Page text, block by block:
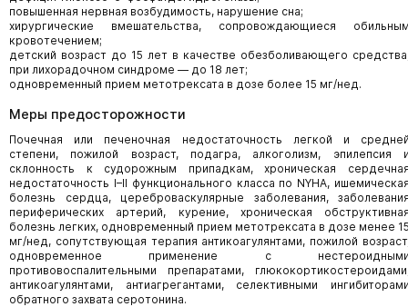
повышенная нервная возбудимость, нарушение сна;
хирургические вмешательства, сопровождающиеся
кровотечением;
детский возраст до 15 лет в качестве обезболивающего
при лихорадочном синдроме — до 18 лет;
одновременный прием метотрексата в дозе более 15 мг/нед.
Меры предосторожности
Почечная или печеночная недостаточность легкой и
степени, пожилой возраст, подагра, алкоголизм, эпилепсия
склонность к судорожным припадкам, хроническая
недостаточность I–II функционального класса по NYHA,
болезнь сердца, цереброваскулярные заболевания,
периферических артерий, курение, хроническая
болезнь легких, одновременный прием метотрексата в дозе менее
мг/нед, сопутствующая терапия антикоагулянтами, пожилой
одновременное применение с
противовоспалительными препаратами,
антикоагулянтами, антиагрегантами, селективными
обратного захвата серотонина.